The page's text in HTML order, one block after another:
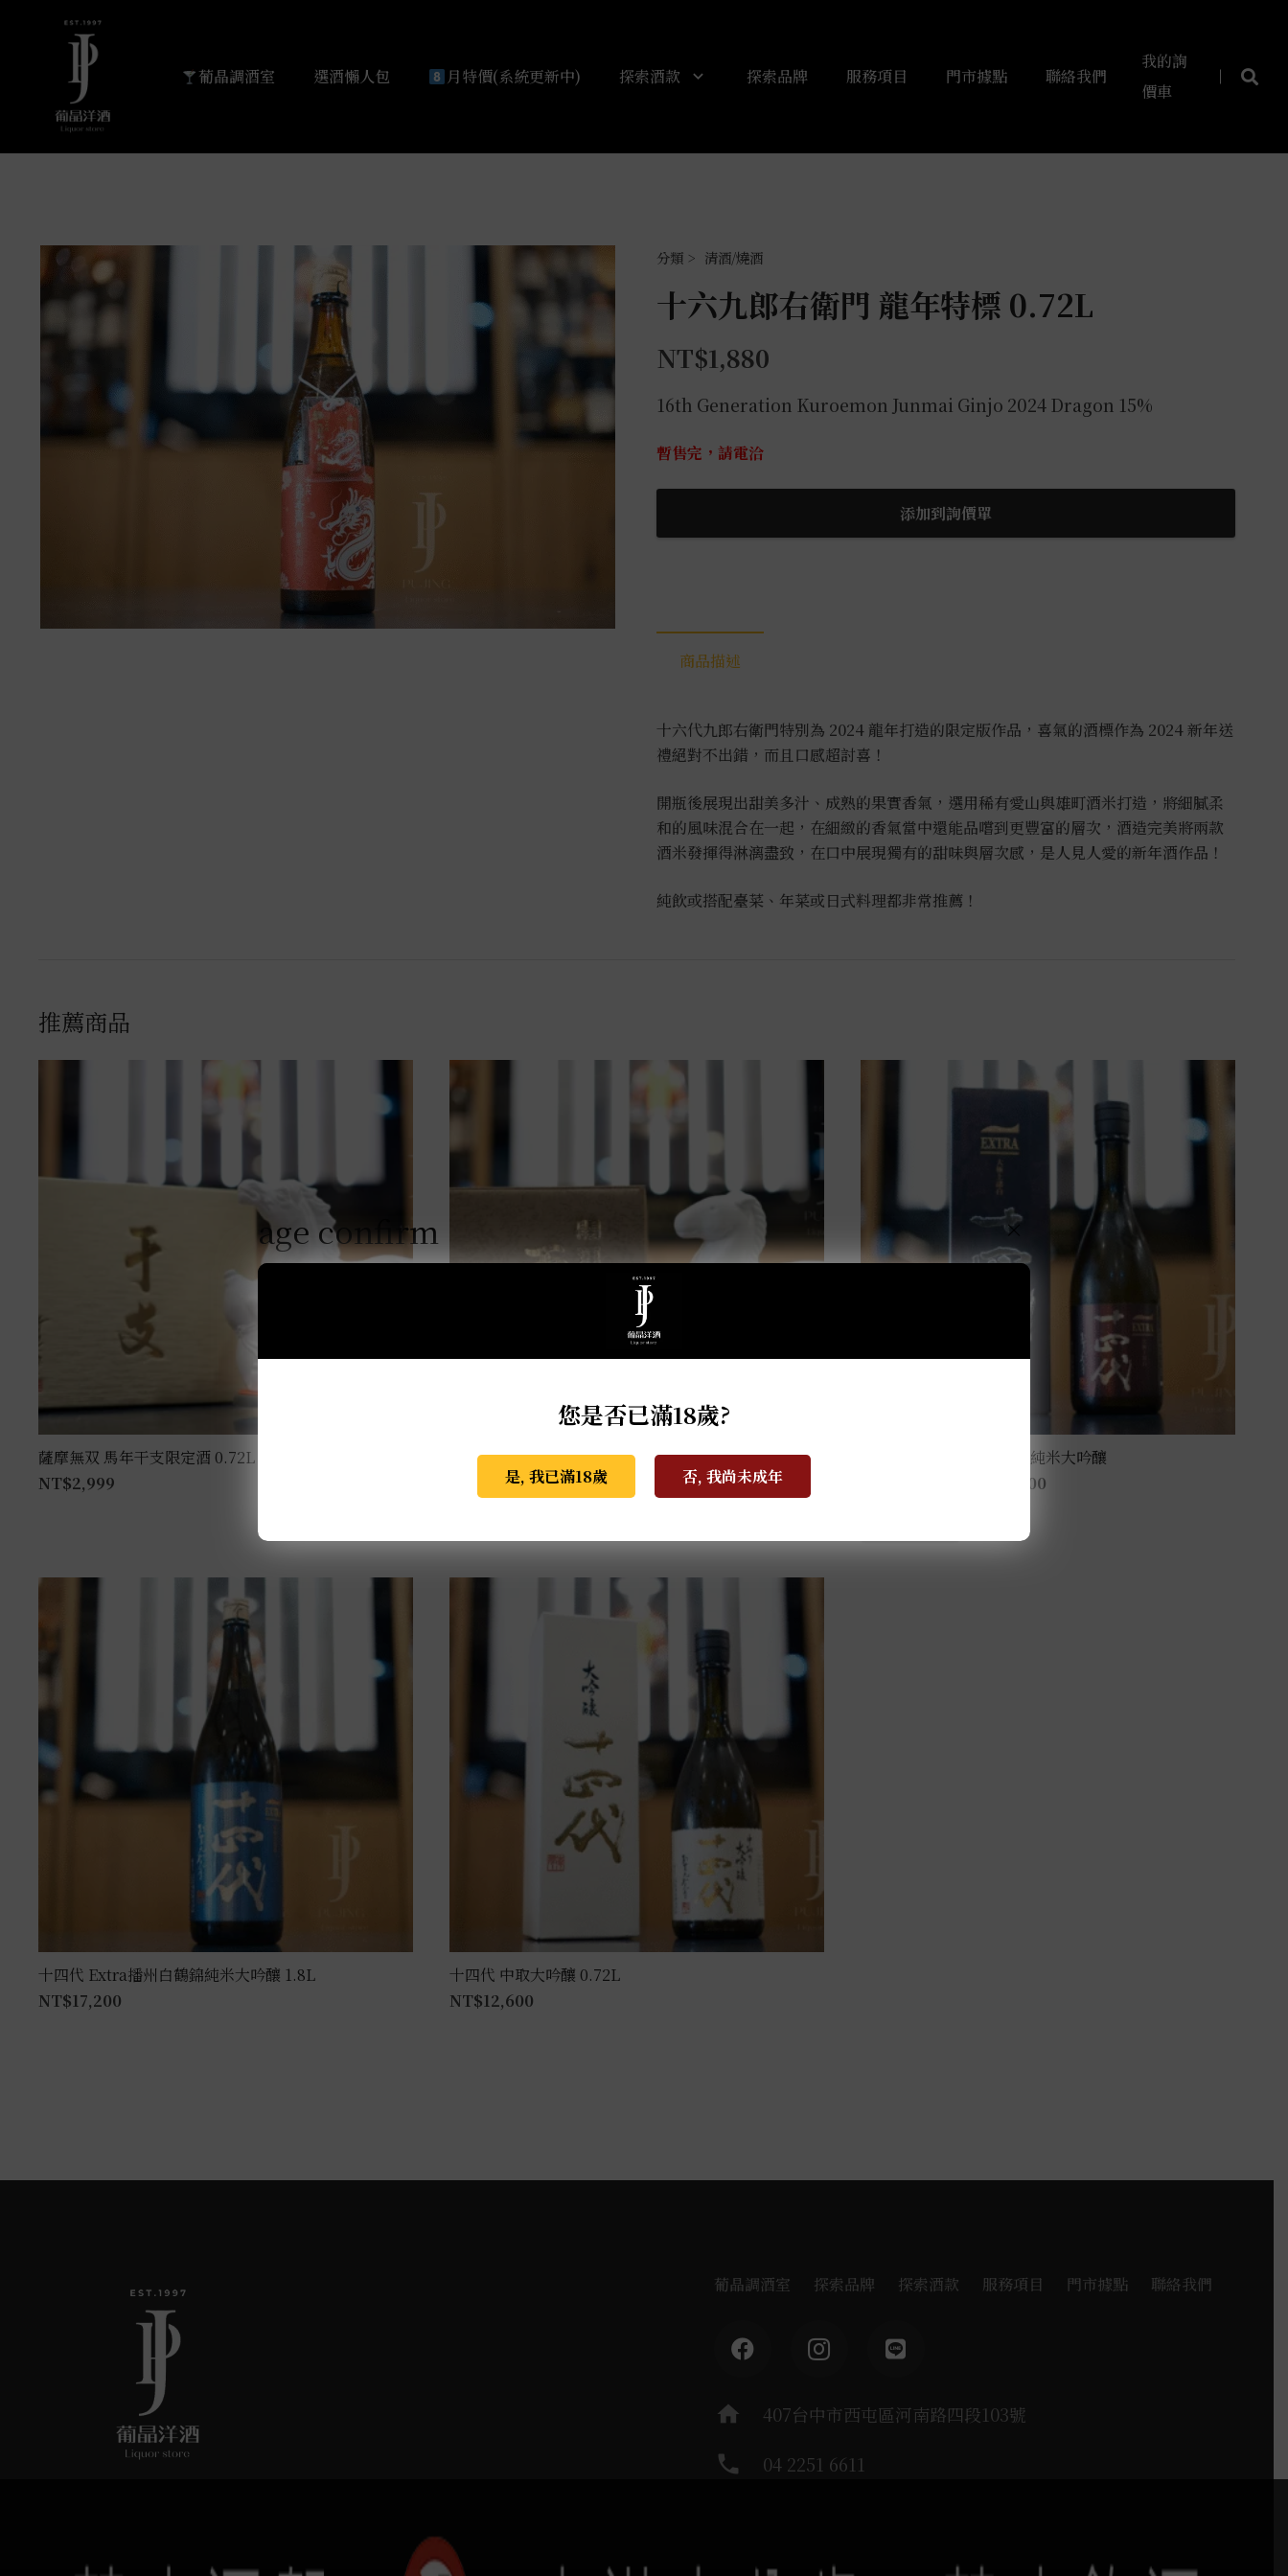
葡晶調酒室 選酒懶人包 月特價(系統更新中) 探索酒款 探索品牌 服務項目 門市據點 聯絡我們
我的詢
價車
清酒/燒酒
十六九郎右衛門 龍年特標 0.72L
NT$1,880
16th Generation Kuroemon Junmai Ginjo 2024 Dragon 15%
暫售完，請電洽
添加到詢價單
商品描述
十六代九郎右衛門特別為 2024 龍年打造的限定版作品，喜氣的酒標作為 2024 新年送
禮絕對不出錯，而且口感超討喜！
開瓶後展現出甜美多汁、成熟的果實香氣，選用稀有愛山與雄町酒米打造，將細膩柔
和的風味混合在一起，在細緻的香氣當中還能品嚐到更豐富的層次，酒造完美將兩款
酒米發揮得淋漓盡致，在口中展現獨有的甜味與層次感，是人見人愛的新年酒作品！
純飲或搭配臺菜、年菜或日式料理都非常推薦！
推薦商品
薩摩無双 馬年干支限定酒 0.72L
NT$2,999
天盃 馬年干支 麥燒酎 0.72L
3,800
十四代 Extra大極上諸白 純米大吟釀
18,800
產
十四代 Extra播州白鶴錦純米大吟釀 1.8L
NT$17,200
十四代 中取大吟釀 0.72L
NT$12,600
葡晶調酒室 探索品牌 探索酒款 服務項目 門市據點 聯絡我們
home 407台中市西屯區河南路四段103號
phone 04 2251 6611
age confirm
您是否已滿18歲?
是, 我已滿18歲 否, 我尚未成年
×